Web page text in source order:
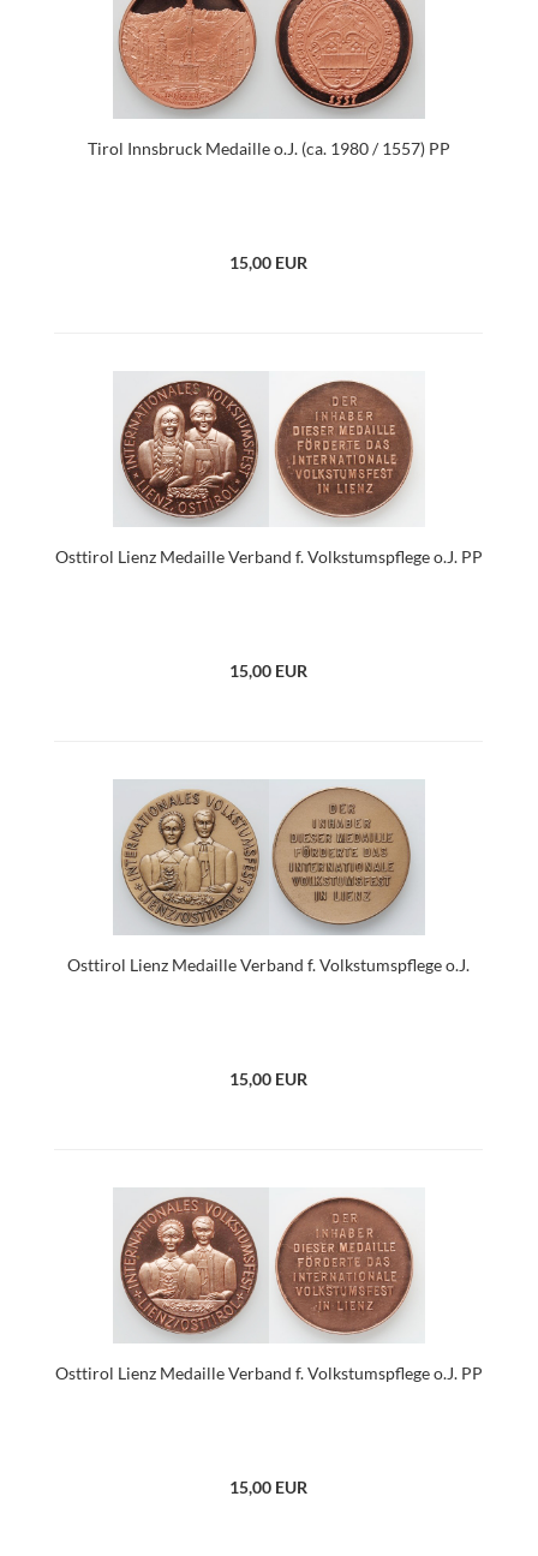
Tirol Innsbruck Medaille o.J. (ca. 1980 / 1557) PP
15,00 EUR
Osttirol Lienz Medaille Verband f. Volkstumspflege o.J. PP
15,00 EUR
Osttirol Lienz Medaille Verband f. Volkstumspflege o.J.
15,00 EUR
Osttirol Lienz Medaille Verband f. Volkstumspflege o.J. PP
15,00 EUR